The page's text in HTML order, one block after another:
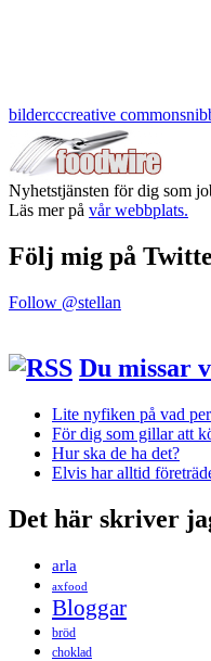
bildercccreative commons
Nyhetstjänsten för dig som
Läs mer på vår webbplats.
Följ mig på
Follow @stellan
Du missar
Lite nyfiken på vad
För dig som gillar att
Hur ska de ha det?
Elvis har alltid
Det här skriver
arla
axfood
Bloggar
bröd
choklad